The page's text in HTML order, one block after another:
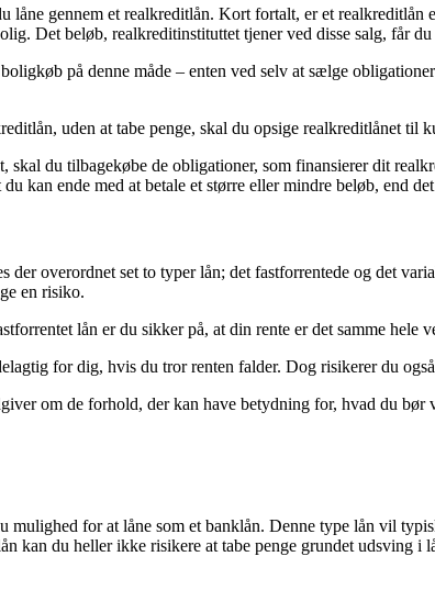
gennem et realkreditlån. Kort fortalt, er et
Det beløb, realkreditinstituttet tjener ved disse salg, får
på denne måde – enten ved selv at sælge
uden at tabe penge, skal du opsige realkreditlånet til
du tilbagekøbe de obligationer, som finansierer dit
kan ende med at betale et større eller mindre beløb, end
der overordnet set to typer lån; det fastforrentede og det
en risiko.
lån er du sikker på, at din rente er det samme
for dig, hvis du tror renten falder. Dog risikerer du
om de forhold, der kan have betydning for, hvad du
for at låne som et banklån. Denne type lån vil
kan du heller ikke risikere at tabe penge grundet udsving i